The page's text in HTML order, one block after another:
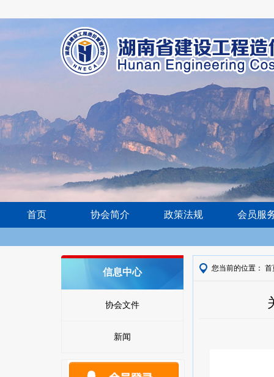
首页 协会简介 政策法规 会员服
信息中心
协会文件
新闻
您当前的位置： 首